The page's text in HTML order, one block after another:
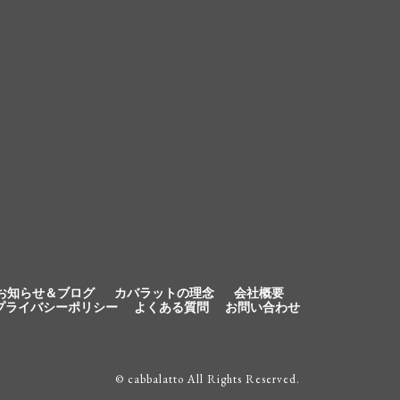
知らせ＆ブログ カバラットの理念
会社概要
ライバシーポリシー
よくある質問 お問い合わせ
© cabbalatto All Rights Reserved.